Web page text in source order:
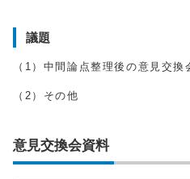
議題
（1）中間論点整理後の意見交換
（2）その他
意見交換会資料